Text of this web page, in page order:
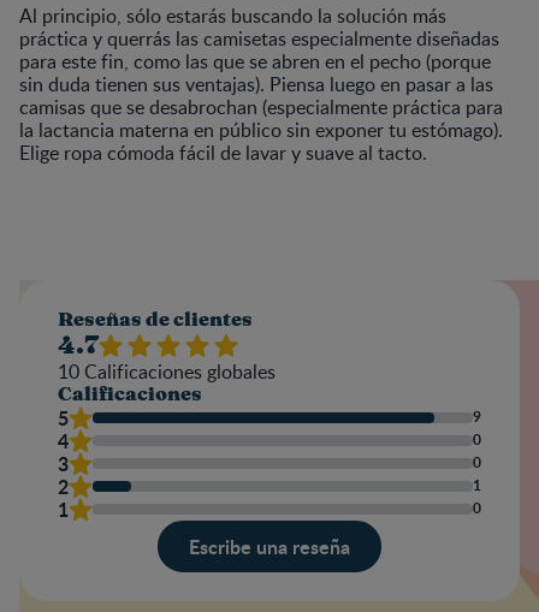
Al principio, sólo estarás buscando la solución más
práctica y querrás las camisetas especialmente diseñadas
para este fin, como las que se abren en el pecho (porque
sin duda tienen sus ventajas). Piensa luego en pasar a las
camisas que se desabrochan (especialmente práctica para
la lactancia materna en público sin exponer tu estómago).
Elige ropa cómoda fácil de lavar y suave al tacto.
Reseñas de clientes
4.7
10 Calificaciones globales
Calificaciones
5 9
4 0
3 0
2 1
1 0
Escribe una reseña